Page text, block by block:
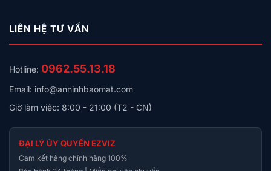
Tiện lợi
– Không cần cắm nguồn riêng, chỉ cần cắm
vào USB của máy tính, laptop hoặc ổ cắm USB
Tiết kiệm không gian
cho mọi ngôi nhà, không chiếm diện tích đáng kể.
Khả năng mở rộng linh hoạt
trợ nhiều thiết bị Wi‑Fi.
Đa nền tảng– Kết nối dễ dàng với Apple HomeKit,
LIÊN HỆ TƯ VẤN
Hotline: 0962.55.13.18
Email: info@anninhbaomat.com
Giờ làm việc: 8:00 - 21:00 (T2 - CN)
ĐẠI LÝ ỦY QUYỀN EZVIZ
Cam kết hàng chính hãng 100%